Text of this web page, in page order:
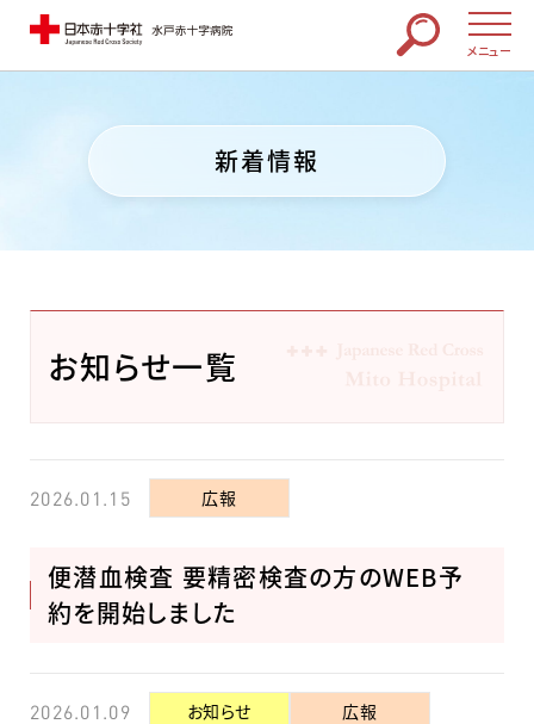
メニュー
新着情報
お知らせ一覧
2026.01.15 広報
便潜血検査 要精密検査の方のWEB予
約を開始しました
2026.01.09 お知らせ 広報